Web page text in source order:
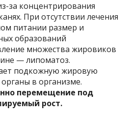
за концентрирования
При отсутствии лечения
питании размер и
образований
множества жировиков
— липоматоз.
подкожную жировую
в организме.
перемещение под
рост.